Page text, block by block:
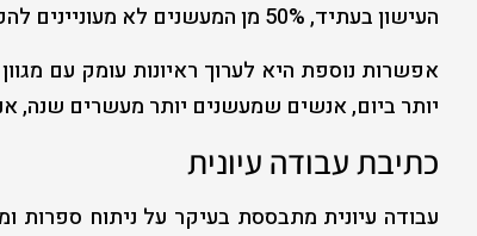
העישון בעתיד, 50% מן המעשנים לא מעוניינים להפסיק ול30% יש הרגלים רעים נוספים.
אפשרות נוספת היא לערוך ראיונות עומק עם
יותר ביום, אנשים שמעשנים יותר מעשרים שנה,
כתיבת עבודה עיונית
עבודה עיונית מתבססת בעיקר על ניתוח ספרות